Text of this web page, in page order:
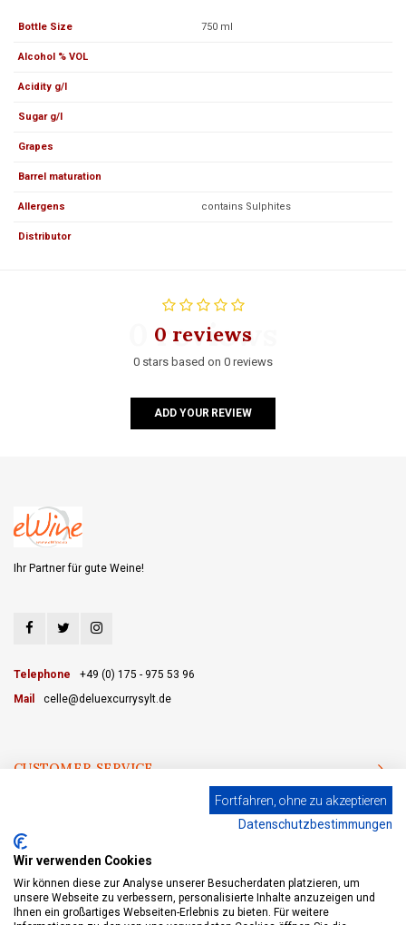
Bottle Size 750 ml
Alcohol % VOL
Acidity g/l
Sugar g/l
Grapes
Barrel maturation
Allergens contains Sulphites
Distributor
0 reviews
0 reviews
0 stars based on 0 reviews
ADD YOUR REVIEW
Ihr Partner für gute Weine!
Telephone
+49 (0) 175 - 975 53 96
Mail
celle@deluexcurrysylt.de
CUSTOMER SERVICE
MY ACCOUNT
Fortfahren, ohne zu akzeptieren
Datenschutzbestimmungen
Wir verwenden Cookies
Wir können diese zur Analyse unserer Besucherdaten platzieren, um
unsere Webseite zu verbessern, personalisierte Inhalte anzuzeigen und
Ihnen ein großartiges Webseiten-Erlebnis zu bieten. Für weitere